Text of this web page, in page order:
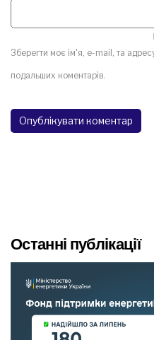
Зберегти моє ім'я, e-mail, та
подальших коментарів.
Останні публікації